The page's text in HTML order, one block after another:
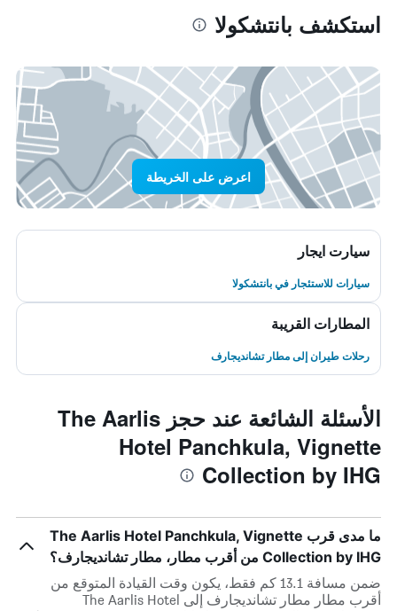
استكشف بانتشكولا
اعرض على الخريطة
سيارت ايجار
سيارات للاستئجار في بانتشكولا
المطارات القريبة
رحلات طيران إلى مطار تشانديجارف
الأسئلة الشائعة عند حجز The Aarlis
Hotel Panchkula, Vignette
Collection by IHG
ما مدى قرب The Aarlis Hotel Panchkula, Vignette
Collection by IHG من أقرب مطار، مطار تشانديجارف؟
ضمن مسافة 13.1 كم فقط، يكون وقت القيادة المتوقع من
أقرب مطار مطار تشانديجارف إلى The Aarlis Hotel